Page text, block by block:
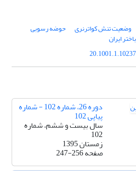
وضعیت تنش کواترنری حوضه رسوبی
ایران
دوره 26، شماره 102 - شماره
پیاپی 102
سال بیست و ششم، شماره
102
زمستان 1395
صفحه247-256